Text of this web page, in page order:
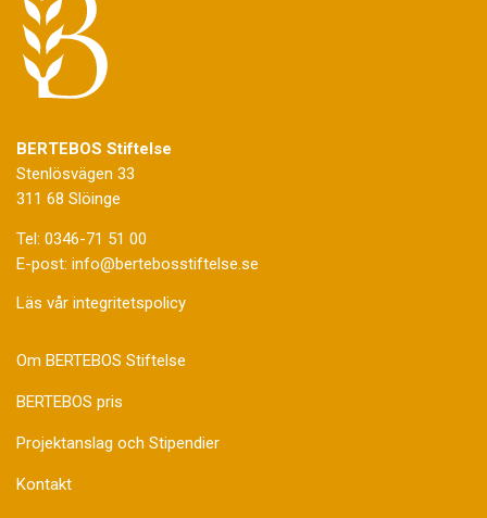
BERTEBOS Stiftelse
Stenlösvägen 33
311 68 Slöinge
Tel: 0346-71 51 00
E-post: info@bertebosstiftelse.se
Läs vår integritetspolicy
Om BERTEBOS Stiftelse
BERTEBOS pris
Projektanslag och Stipendier
Kontakt